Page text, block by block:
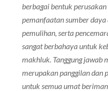
berbagai bentuk
pemanfaatan sumber
pemulihan, serta
sangat berbahaya untuk
makhluk. Tanggung jawab
merupakan panggilan dan
untuk semua umat